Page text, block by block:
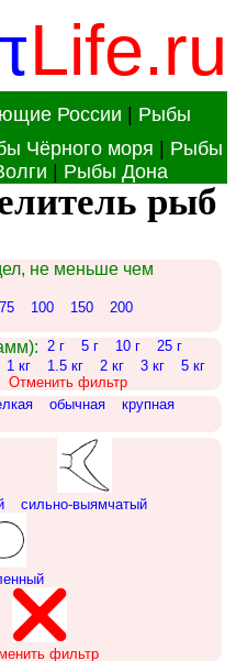
Life.ru
России
Рыбы
Чёрного моря
Рыбы
Рыбы Дона
рыб
не меньше чем
75 100 150
200
2 г 5 г 10 г
25 г
1 кг 1.5 кг 2 кг 3 кг
5 кг
Отменить фильтр
обычная
крупная
сильно-выямчатый
фильтр